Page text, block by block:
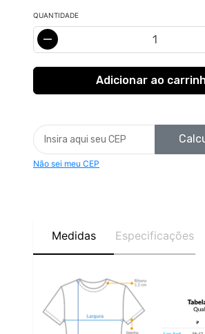
QUANTIDADE
Não sei meu CEP
Medidas Especificações